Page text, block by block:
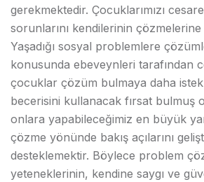
gerekmektedir. Çocuklarımızı
sorunlarını kendilerinin
Yaşadığı sosyal problemlere
konusunda ebeveynleri tarafından
çocuklar çözüm bulmaya daha
becerisini kullanacak fırsat bulmuş
onlara yapabileceğimiz en büyük
çözme yönünde bakış açılarını
desteklemektir. Böylece problem
yeteneklerinin, kendine saygı ve